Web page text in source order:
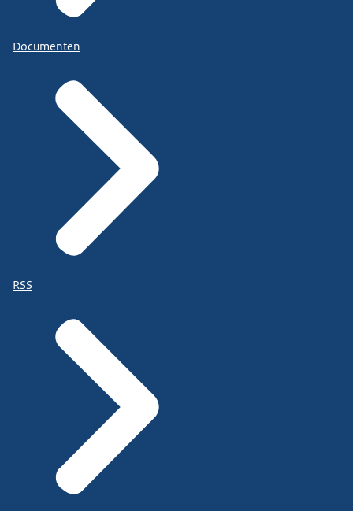
Documenten
RSS